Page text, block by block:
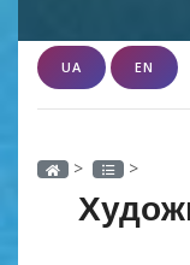
UA EN
> >